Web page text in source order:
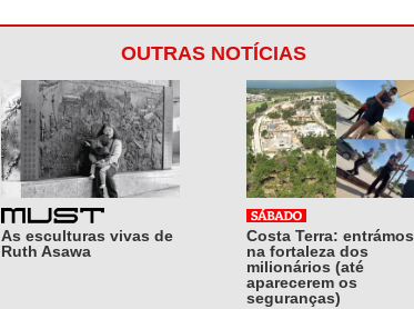
OUTRAS NOTÍCIAS
As esculturas vivas de
Ruth Asawa
Costa Terra: entrámos
na fortaleza dos
milionários (até
aparecerem os
seguranças)